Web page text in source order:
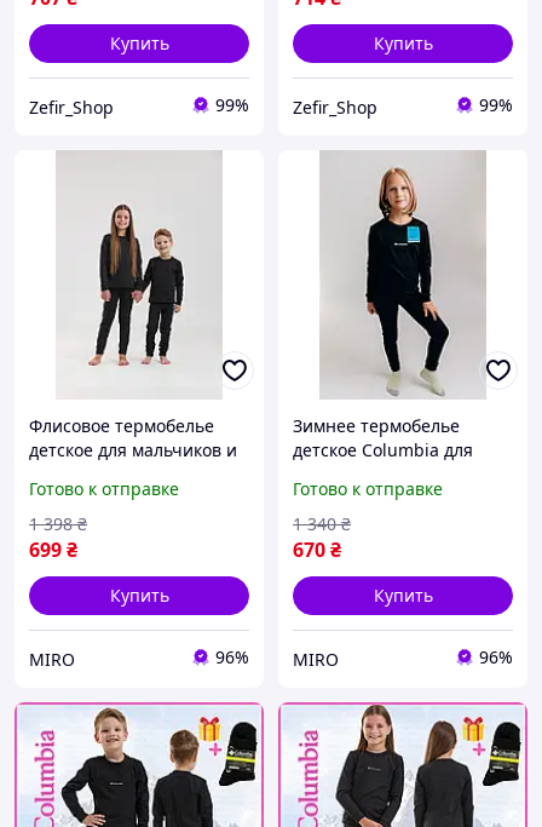
Купить
Zefir_Shop 99%
Купить
Zefir_Shop 99%
Флисовое термобелье
детское для мальчиков и
кофта и штаны зимнее
черное
Готово к отправке
699₴
1 398 ₴
Купить
MIRO 96%
Зимнее термобелье
детское Columbia для
комплекте кофта и штаны
черное на флисе
Готово к отправке
670₴
1 340 ₴
Купить
MIRO 96%